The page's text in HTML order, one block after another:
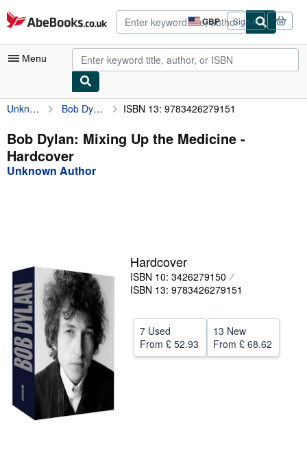
Skip to main content
AbeBooks.co.uk GBP
Site
shopping
preferences
Sign in
Menu
My Account
My Purchases
Advanced Search
Start Selling
Help
CLOSE
Unknown Author Bob Dylan: Mixing Up the Medicine ISBN 13: 9783426279151
Bob Dylan: Mixing Up the Medicine -
Hardcover
Unknown Author
Hardcover
ISBN 10: 3426279150
ISBN 13: 9783426279151
7 Used
From £ 52.93
13 New
From £ 68.62